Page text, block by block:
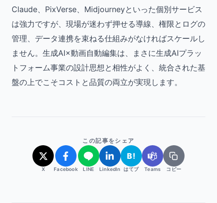
Claude、PixVerse、Midjourneyといった個別サービス
は強力ですが、現場が迷わず押せる導線、権限とログの
管理、データ連携を束ねる仕組みがなければスケールし
ません。生成AI×動画自動編集は、まさに生成AIプラッ
トフォーム事業の設計思想と相性がよく、統合された基
盤の上でこそコストと品質の両立が実現します。
この記事をシェア
X Facebook LINE LinkedIn
B!
はてブ Teams コピー